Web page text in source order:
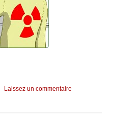
Laissez un commentaire